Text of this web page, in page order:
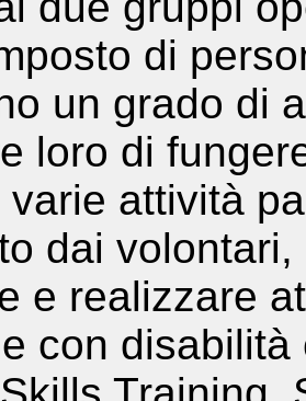
di
un grado di
loro di
attività
dai
e realizzare
con